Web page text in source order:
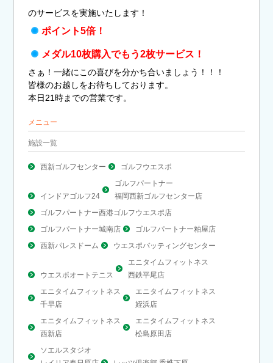
のサービスを実施いたします！
ポイント5倍！
メダル10枚購入でもう2枚サービス！
さぁ！一緒にこの喜びを分かち合いましょう！！！
皆様のお越しをお待ちしております。
本日21時までの営業です。
メニュー
施設一覧
西新ゴルフセンター ゴルフウエスポ
インドアゴルフ24
ゴルフパートナー
福岡西新ゴルフセンター店
ゴルフパートナー西港ゴルフウエスポ店
ゴルフパートナー城南店
ゴルフパートナー粕屋店
西新パレスドーム
ウエスポバッティングセンター
ウエスポオートテニス
エニタイムフィットネス
西鉄平尾店
エニタイムフィットネス
千早店
エニタイムフィットネス
姪浜店
エニタイムフィットネス
西新店
エニタイムフィットネス
松島原田店
ソエルスタジオ